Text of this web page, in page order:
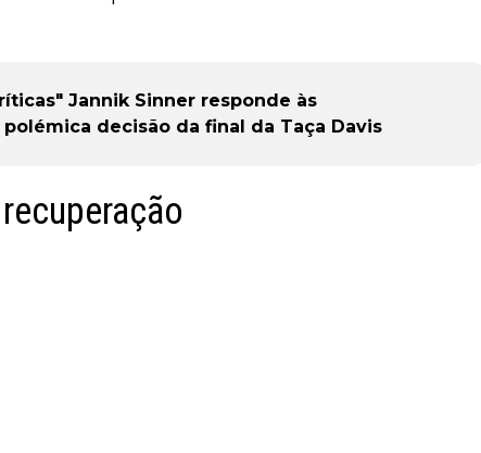
Jannik Sinner responde às
polémica decisão da final da Taça Davis